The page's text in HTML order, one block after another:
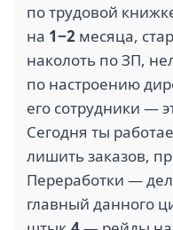
СКЛАД ОПТИКИ РФ
(9)
по трудовой
на 1−2 месяца,
наколоть по ЗП,
по настроению
его сотрудники —
Сегодня ты
лишить заказов,
Переработки —
главный данного